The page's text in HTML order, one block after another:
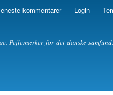
kommentarer Login
Pejlemærker for det danske